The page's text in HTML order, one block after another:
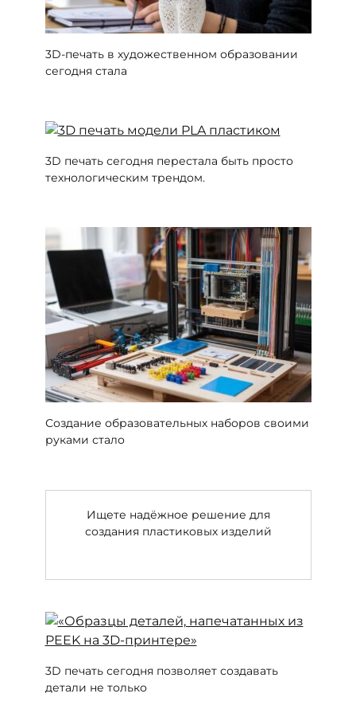
3D-печать в художественном образовании
сегодня стала
3D печать сегодня перестала быть просто
технологическим трендом.
Создание образовательных наборов своими
руками стало
Ищете надёжное решение для
создания пластиковых изделий
3D печать сегодня позволяет создавать
детали не только